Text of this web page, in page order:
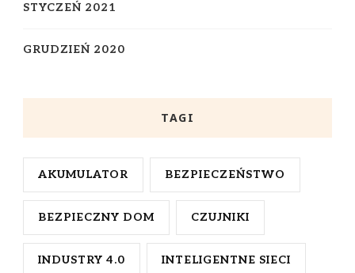
STYCZEŃ 2021
GRUDZIEŃ 2020
TAGI
AKUMULATOR BEZPIECZEŃSTWO
BEZPIECZNY DOM CZUJNIKI
INDUSTRY 4.0 INTELIGENTNE SIECI